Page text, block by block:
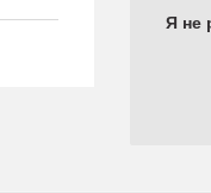
Я не